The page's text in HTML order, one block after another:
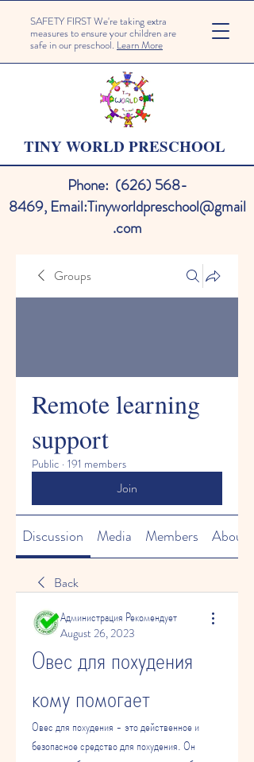
SAFETY FIRST We're taking extra
measures to ensure your children are
safe in our preschool. Learn More
TINY WORLD PRESCHOOL
Phone: (626) 568-
8469, Email:Tinyworldpreschool@gmail
.com
Groups
Remote learning
support
Public · 191 members
Join
Discussion Media Members About
Back
Администрация Рекомендует
August 26, 2023
Овес для похудения
кому помогает
Овес для похудения - это действенное и
безопасное средство для похудения. Он